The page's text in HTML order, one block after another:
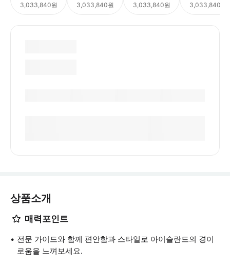
3,033,840원 3,033,840원 3,033,840원 3,033,840원
상품소개
매력포인트
전문 가이드와 함께 편안함과 스타일로 아이슬란드의 경이
로움을 느껴보세요.